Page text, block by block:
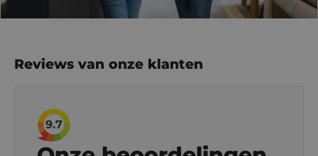
Reviews van onze klanten
9.7